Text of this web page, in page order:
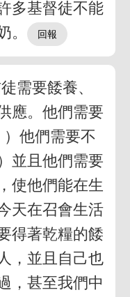
多基督徒不能
。
需要餧養、
應。他們需要
他們需要不
並且他們需要
使他們能在生
天在召會生活
得著乾糧的餧
，並且自己也
，甚至我們中